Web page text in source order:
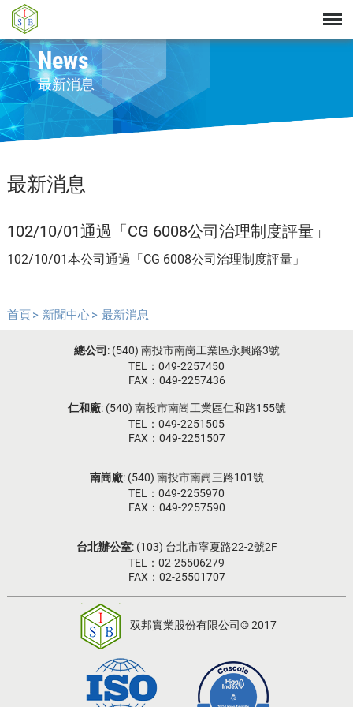
News
最新消息
最新消息
102/10/01通過「CG 6008公司治理制度評量」
102/10/01本公司通過「CG 6008公司治理制度評量」
首頁 新聞中心 最新消息
總公司: (540) 南投市南崗工業區永興路3號
TEL：049-2257450
FAX：049-2257436
仁和廠: (540) 南投市南崗工業區仁和路155號
TEL：049-2251505
FAX：049-2251507
南崗廠: (540) 南投市南崗三路101號
TEL：049-2255970
FAX：049-2257590
台北辦公室: (103) 台北市寧夏路22-2號2F
TEL：02-25506279
FAX：02-25501707
双邦實業股份有限公司© 2017